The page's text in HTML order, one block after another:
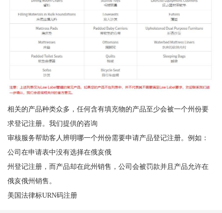
相关的产品种类众多，任何含有填充物的产品至少会被一个州份要
求登记注册。我们提供的咨询
审核服务帮助客人辨明哪一个州份需要申请产品登记注册。例如：
公司在申请表中没有选择在俄亥俄
州登记注册，而产品却在此州销售，公司会被罚款并且产品允许在
俄亥俄州销售。
美国法律标URN码注册